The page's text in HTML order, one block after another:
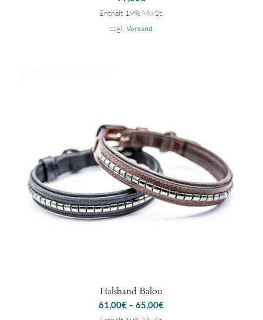
Enthält 19% MwSt.
zzgl.Versand
Halsband Balou
61,00€ –65,00€